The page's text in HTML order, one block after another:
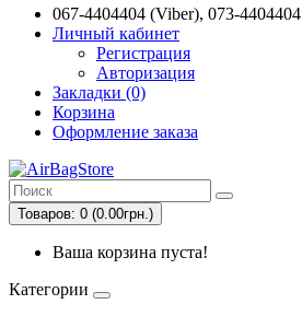
067-4404404 (Viber), 073-4404404
Личный кабинет
Регистрация
Авторизация
Закладки (0)
Корзина
Оформление заказа
Товаров: 0 (0.00грн.)
Ваша корзина пуста!
Категории